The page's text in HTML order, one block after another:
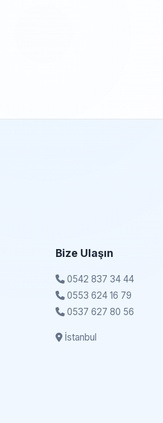
Bize Ulaşın
0542 837 34 44
0553 624 16 79
0537 627 80 56
İstanbul